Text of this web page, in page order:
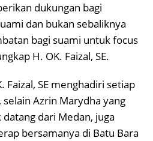
dukungan bagi
dan bukan sebaliknya
bagi suami untuk focus
H. OK. Faizal, SE.
SE menghadiri setiap
Azrin Marydha yang
dari Medan, juga
bersamanya di Batu Bara